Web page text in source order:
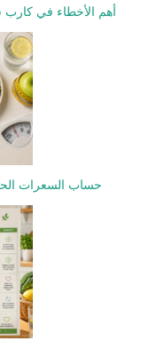
أهم الأخطاء في كارب
حساب السعرات